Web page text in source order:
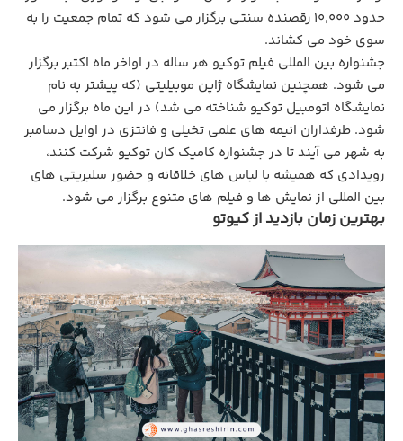
حدود 10,000 رقصنده سنتی برگزار می ‌شود که تمام جمعیت را به
سوی خود می کشاند.
جشنواره بین‌ المللی فیلم توکیو هر ساله در اواخر ماه اکتبر برگزار
می ‌شود. همچنین نمایشگاه ژاپن موبیلیتی (که پیشتر به نام
نمایشگاه اتومبیل توکیو شناخته می‌ شد) در این ماه برگزار می
شود. طرفداران انیمه های علمی تخیلی و فانتزی در اوایل دسامبر
به شهر می ‌آیند تا در جشنواره کامیک کان توکیو شرکت کنند،
رویدادی که همیشه با لباس ‌های خلاقانه و حضور سلبریتی‌ های
بین‌ المللی از نمایش‌ ها و فیلم های متنوع برگزار می شود.
بهترین زمان بازدید از کیوتو